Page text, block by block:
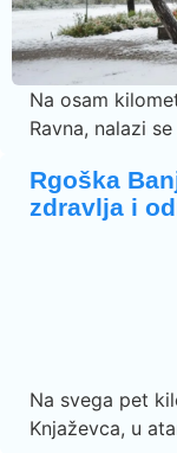
Na osam
Ravna, nalazi
Rgoška
zdravlja i
Na svega pet
Knjaževca, u